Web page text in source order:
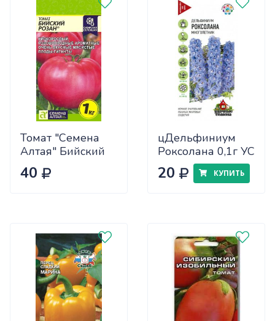
Томат "Семена
Алтая" Бийский
Розан 0,05
40
цДельфиниум
Роксолана 0,1г УС
20 КУПИТЬ